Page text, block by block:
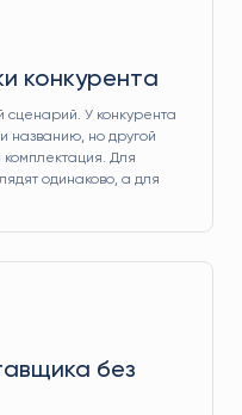
конкурента
У конкурента
названию, но другой
Для
одинаково, а для
без